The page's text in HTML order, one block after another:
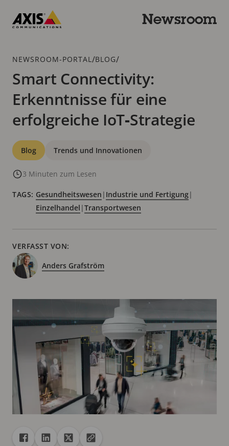
Hauptinhalt
springen
Newsroom
Breadcrumb
NEWSROOM-PORTAL /BLOG/
Smart Connectivity:
Erkenntnisse für eine
erfolgreiche IoT‑Strategie
Kategorien
Blog Trends und Innovationen
3 Minuten zum Lesen
TAGS: Gesundheitswesen | Industrie und Fertigung|
Einzelhandel |Transportwesen
VERFASST VON:
Anders Grafström
Freigabe
Teilen auf Facebook
Teilen auf Linkedin
Teilen auf XURL in die Zwischenablage kopieren